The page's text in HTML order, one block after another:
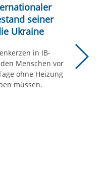
seiner
Ukraine
in IB-
Menschen vor
ohne Heizung
müssen.
heute
80